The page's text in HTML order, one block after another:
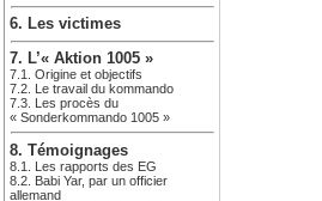
6. Les victimes
7. L’« Aktion 1005 »
7.1. Origine et objectifs
7.2. Le travail du kommando
7.3. Les procès du
« Sonderkommando 1005 »
8. Témoignages
8.1. Les rapports des EG
8.2. Babi Yar, par un officier
allemand